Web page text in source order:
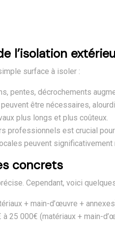
l’isolation
surface à isoler :
pentes, décrochements
être nécessaires,
plus longs et plus coûteux.
professionnels est crucial
peuvent
concrets
Cependant, voici
+ main-d’œuvre +
à 25 000€ (matériaux + main-